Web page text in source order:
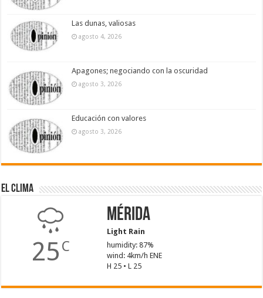
Las dunas, valiosas
agosto 4, 2026
Apagones; negociando con la oscuridad
agosto 3, 2026
Educación con valores
agosto 3, 2026
El Clima
25 C
Mérida
Light Rain
humidity: 87%
wind: 4km/h ENE
H 25 • L 25